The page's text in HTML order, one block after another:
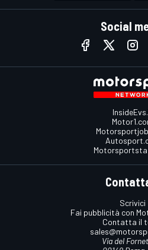
Social
Scrivici
Fai pubblicità con
Contatta il
Via del